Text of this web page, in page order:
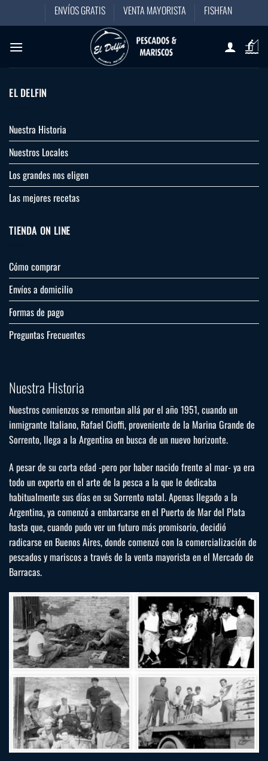
ENVÍOS GRATIS VENTA MAYORISTA FISHFAN
Nuestra Historia
Nuestros comienzos se remontan allá por el año 1951, cuando un
inmigrante Italiano, Rafael Cioffi, proveniente de la Marina Grande de
Sorrento, llega a la Argentina en busca de un nuevo horizonte.
A pesar de su corta edad -pero por haber nacido frente al mar- ya era
todo un experto en el arte de la pesca a la que le dedicaba
habitualmente sus días en su Sorrento natal. Apenas llegado a la
Argentina, ya comenzó a embarcarse en el Puerto de Mar del Plata
hasta que, cuando pudo ver un futuro más promisorio, decidió
radicarse en Buenos Aires, donde comenzó con la comercialización de
pescados y mariscos a través de la venta mayorista en el Mercado de
Barracas.
EL DELFIN
Nuestra Historia
Nuestros Locales
Los grandes nos eligen
Las mejores recetas
TIENDA ON LINE
Cómo comprar
Envíos a domicilio
Formas de pago
Preguntas Frecuentes